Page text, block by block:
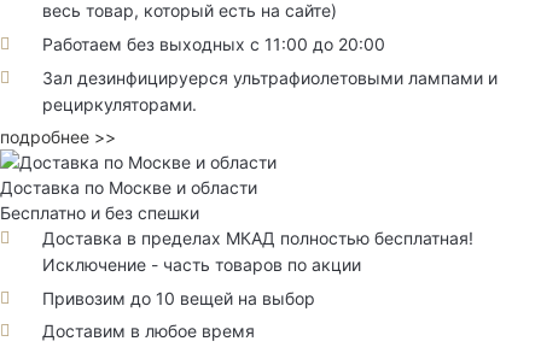
весь товар, который есть на сайте)
Работаем без выходных с 11:00 до 20:00
Зал дезинфицируерся ультрафиолетовыми лампами и
рециркуляторами.
подробнее >>
Доставка по Москве и области
Бесплатно и без спешки
Доставка в пределах МКАД полностью бесплатная!
Исключение - часть товаров по акции
Привозим до 10 вещей на выбор
Доставим в любое время